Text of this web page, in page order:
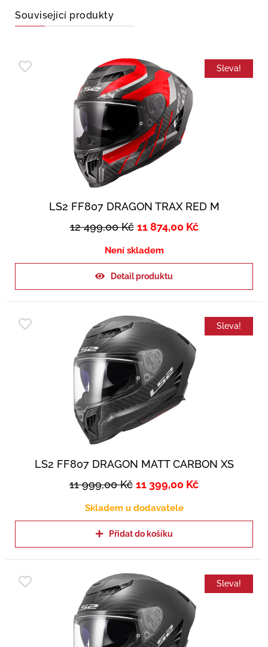
Související produkty
Sleva!
LS2 FF807 DRAGON TRAX RED M
12 499,00Kč 11 874,00 Kč
Není skladem
Detail produktu
Sleva!
LS2 FF807 DRAGON MATT CARBON XS
11 999,00Kč 11 399,00 Kč
Skladem u dodavatele
Přidat do košíku
Sleva!